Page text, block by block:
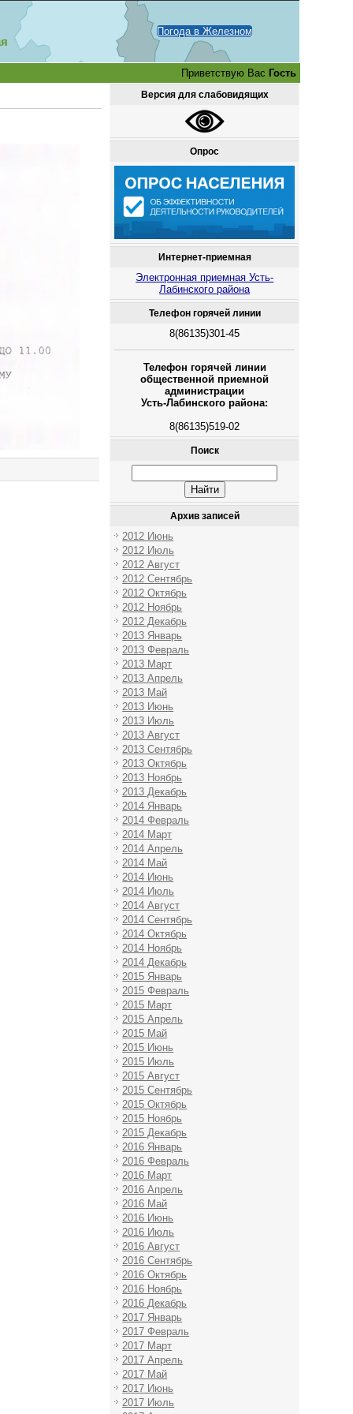
Погода в Железном
Приветствую Вас Гость
Версия для слабовидящих
Опрос
Интернет-приемная
Электронная приемная Усть-
Лабинского района
Телефон горячей линии
8(86135)301-45
Телефон горячей линии
общественной приемной
администрации
Усть-Лабинского района:
8(86135)519-02
Поиск
Архив записей
2012 Июнь
2012 Июль
2012 Август
2012 Сентябрь
2012 Октябрь
2012 Ноябрь
2012 Декабрь
2013 Январь
2013 Февраль
2013 Март
2013 Апрель
2013 Май
2013 Июнь
2013 Июль
2013 Август
2013 Сентябрь
2013 Октябрь
2013 Ноябрь
2013 Декабрь
2014 Январь
2014 Февраль
2014 Март
2014 Апрель
2014 Май
2014 Июнь
2014 Июль
2014 Август
2014 Сентябрь
2014 Октябрь
2014 Ноябрь
2014 Декабрь
2015 Январь
2015 Февраль
2015 Март
2015 Апрель
2015 Май
2015 Июнь
2015 Июль
2015 Август
2015 Сентябрь
2015 Октябрь
2015 Ноябрь
2015 Декабрь
2016 Январь
2016 Февраль
2016 Март
2016 Апрель
2016 Май
2016 Июнь
2016 Июль
2016 Август
2016 Сентябрь
2016 Октябрь
2016 Ноябрь
2016 Декабрь
2017 Январь
2017 Февраль
2017 Март
2017 Апрель
2017 Май
2017 Июнь
2017 Июль